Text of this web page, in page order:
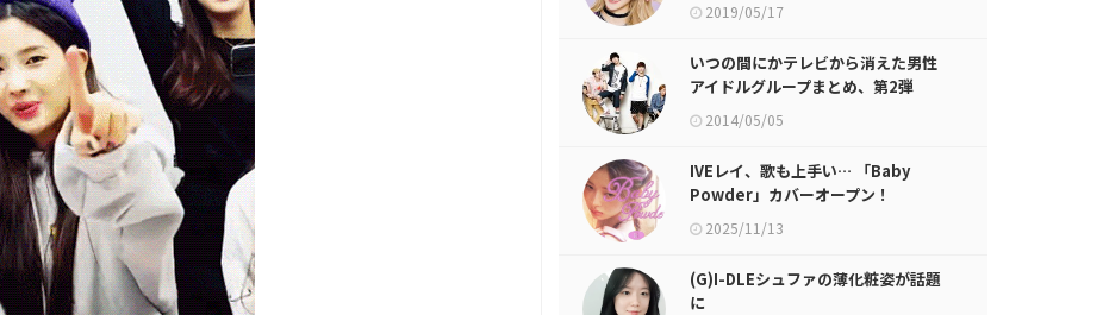
2019/05/17
いつの間にかテレビから消えた男性
アイドルグループまとめ、第2弾
2014/05/05
IVEレイ、歌も上手い… 「Baby
Powder」カバーオープン！
2025/11/13
(G)I-DLEシュファの薄化粧姿が話題
に